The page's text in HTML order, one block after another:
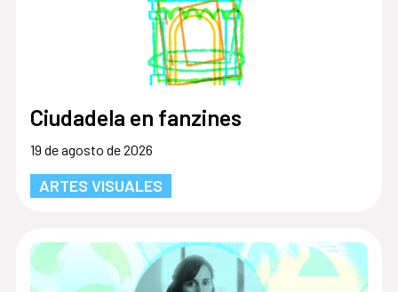
Ciudadela en fanzines
19 de agosto de 2026
ARTES VISUALES